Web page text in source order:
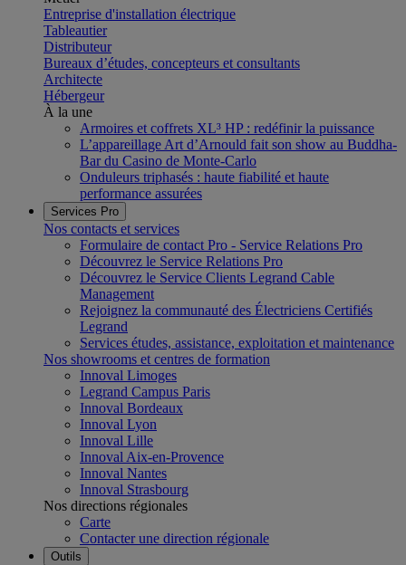
Entreprise d'installation électrique
Tableautier
Distributeur
Bureaux d’études, concepteurs et consultants
Architecte
Hébergeur
À la une
Armoires et coffrets XL³ HP : redéfinir la puissance
L’appareillage Art d’Arnould fait son show au Buddha-
Bar du Casino de Monte-Carlo
Onduleurs triphasés : haute fiabilité et haute
performance assurées
Services Pro
Nos contacts et services
Formulaire de contact Pro - Service Relations Pro
Découvrez le Service Relations Pro
Découvrez le Service Clients Legrand Cable
Management
Rejoignez la communauté des Électriciens Certifiés
Legrand
Services études, assistance, exploitation et maintenance
Nos showrooms et centres de formation
Innoval Limoges
Legrand Campus Paris
Innoval Bordeaux
Innoval Lyon
Innoval Lille
Innoval Aix-en-Provence
Innoval Nantes
Innoval Strasbourg
Nos directions régionales
Carte
Contacter une direction régionale
Outils